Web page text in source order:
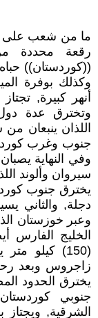
ما من شعب على
رقعة محددة
((كوردستان))
وكذلك بوفرة
أنهر كبيرة,
وتخترق عدة
اللذان ينبعان
جنوب وغرب
وفي النهاية
سيروان وألوند
يخترق جنوب
دجلة, والثاني
وعبر خوزستان
الخليج الفارس
(150) كيلو
زاجروس وبعد
يخترق الحدود
جنوبي
الشرقية, ويجتاز